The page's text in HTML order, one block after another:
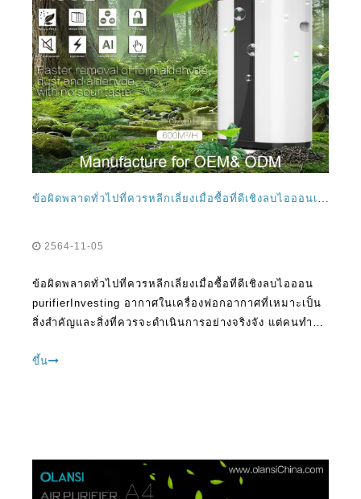
ข้อผิดพลาดทั่วไปที่ควรหลีกเลี่ยงเมื่อซื้อที่ดีเชิงลบไอออนเครื่องฟอกอากาศ
2564-11-05
ข้อผิดพลาดทั่วไปที่ควรหลีกเลี่ยงเมื่อซื้อที่ดีเชิงลบไอออน
purifierInvesting อากาศในเครื่องฟอกอากาศที่เหมาะเป็น
สิ่งสำคัญและสิ่งที่ควรจะดำเนินการอย่างจริงจัง แต่คนทำผิด
ผลิตเครื่องฟอกอากาศจำนวนมากทำให้ CL
ขึ้น